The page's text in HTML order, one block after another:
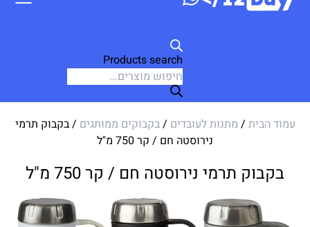
Products search
עמוד הבית/מתנות לעובדים/ בקבוקים ממותגים/ בקבוק תרמי
נירוסטה חם / קר 750 מ"ל
בקבוק תרמי נירוסטה חם / קר 750 מ"ל